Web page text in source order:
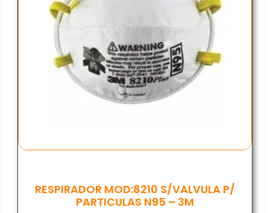
RESPIRADOR MOD:8210 S/VALVULA P/
PARTICULAS N95 – 3M